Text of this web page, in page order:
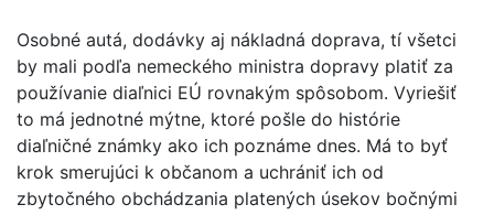
Osobné autá, dodávky aj nákladná doprava, tí všetci
by mali podľa nemeckého ministra dopravy platiť za
používanie diaľnici EÚ rovnakým spôsobom. Vyriešiť
to má jednotné mýtne, ktoré pošle do histórie
diaľničné známky ako ich poznáme dnes. Má to byť
krok smerujúci k občanom a uchrániť ich od
zbytočného obchádzania platených úsekov bočnými